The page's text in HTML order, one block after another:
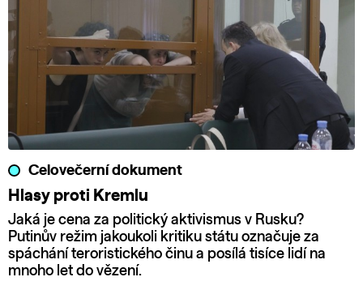
Celovečerní dokument
Hlasy proti Kremlu
Jaká je cena za politický aktivismus v Rusku?
Putinův režim jakoukoli kritiku státu označuje za
spáchání teroristického činu a posílá tisíce lidí na
mnoho let do vězení.